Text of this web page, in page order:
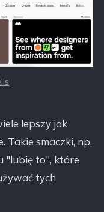
lepszy jak
Takie smaczki, np.
"lubię to", które
tych